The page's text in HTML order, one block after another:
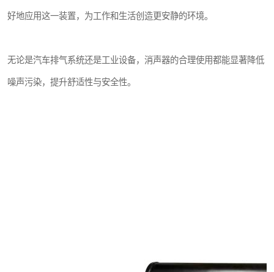
好地应用这一装置，为工作和生活创造更安静的环境。
无论是汽车排气系统还是工业设备，消声器的合理使用都能显著降低
噪声污染，提升舒适性与安全性。